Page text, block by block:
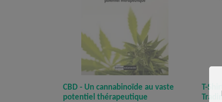
CBD - Un cannabinoïde au vaste
potentiel thérapeutique
T-